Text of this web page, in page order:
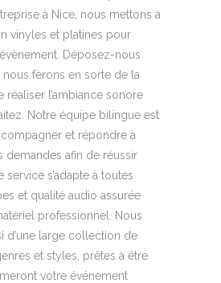
à Nice, nous mettons à
vinyles et platines pour
Déposez-nous
ferons en sorte de la
réaliser l’ambiance sonore
Notre équipe bilingue est
et répondre à
demandes afin de réussir
service s’adapte à toutes
et qualité audio assurée
professionnel. Nous
d’une large collection de
et styles, prêtes à être
votre événement